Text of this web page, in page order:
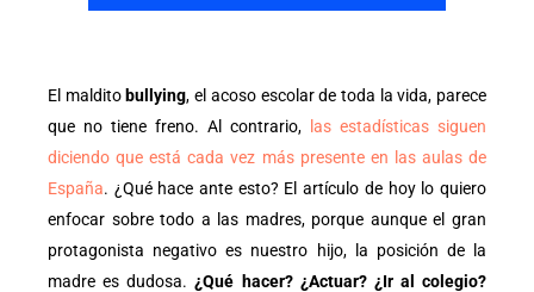
El maldito bullying, el acoso escolar de toda la vida, parece
que no tiene freno. Al contrario,
las estadísticas siguen
diciendo que está cada vez más presente en las aulas de
España. ¿Qué hace ante esto? El artículo de hoy lo quiero
enfocar sobre todo a las madres, porque aunque el gran
protagonista negativo es nuestro hijo, la posición de la
madre es dudosa.¿Qué hacer? ¿Actuar? ¿Ir al colegio?